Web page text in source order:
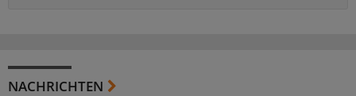
NACHRICHTEN